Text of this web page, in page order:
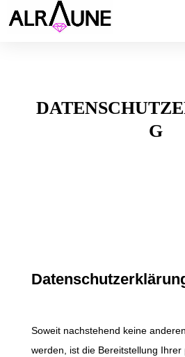
G
Soweit nachstehend keine
werden, ist die Bereitstellung